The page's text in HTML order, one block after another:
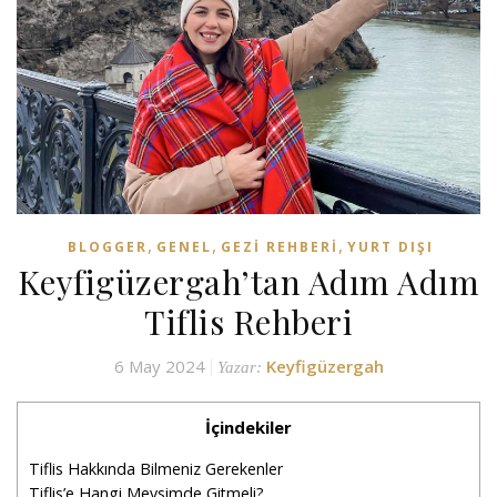
BLOGGER, GENEL, GEZI REHBERI , YURT DIŞI
Keyfigüzergah’tan Adım Adım
Tiflis Rehberi
6 May 2024 Yazar: Keyfigüzergah
İçindekiler
Tiflis Hakkında Bilmeniz Gerekenler
Tiflis’e Hangi Mevsimde Gitmeli?